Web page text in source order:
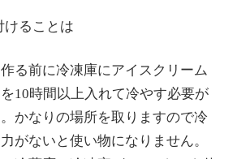
けることは
る前に冷凍庫にアイスクリーム
10時間以上入れて冷やす必要が
かなりの場所を取りますので冷
がないと使い物になりません。